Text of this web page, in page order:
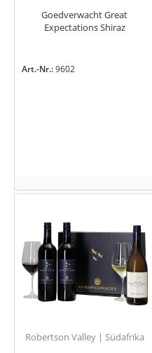
Goedverwacht Great
Expectations Shiraz
Art.-Nr.:9602
Robertson Valley | Südafrika